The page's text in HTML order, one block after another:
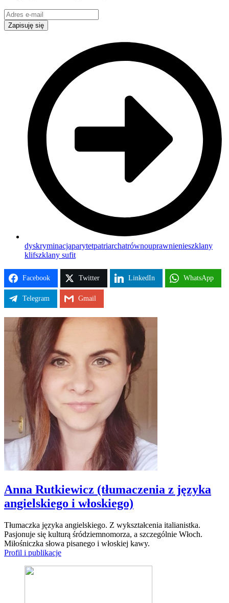
Zapisuję się
dyskryminacjaparytetpatriarchatrównouprawnienieszklany
klifszklany sufit
Facebook Twitter LinkedIn WhatsApp
Telegram Gmail
Anna Rutkiewicz (tłumaczenia z języka
angielskiego i włoskiego)
Tłumaczka języka angielskiego. Z wykształcenia italianistka.
Pasjonuje się kulturą śródziemnomorza, a szczególnie Włoch.
Miłośniczka słowa pisanego i włoskiej kawy.
Profil i publikacje